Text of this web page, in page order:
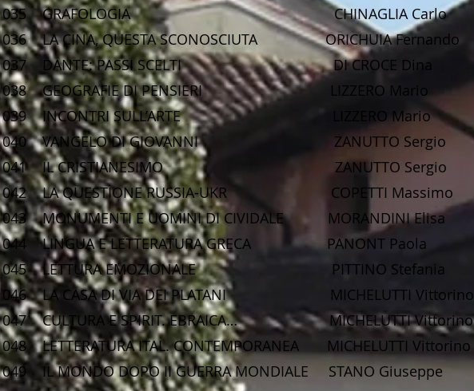
035 GRAFOLOGIA CHINAGLIA Carlo
036 LA CINA, QUESTA SCONOSCIUTA ORICHUIA Fernando
037 DANTE: PASSI SCELTI DI CROCE Dina
038 GEOGRAFIE DI PENSIERI LIZZERO Mario
039 INCONTRI SULL’ARTE LIZZERO Mario
040 VANGELO DI GIOVANNI ZANUTTO Sergio
041 IL CRISTIANESIMO ZANUTTO Sergio
042 LA QUESTIONE RUSSIA-UKR COPETTI Massimo
043 MONUMENTI E UOMINI DI CIVIDALE MORANDINI Elisa
044 LINGUA E LETTERATURA GRECA PANONT Paola
045 LETTURA EMOZIONALE PITTINO Stefania
046 LA CASA DI VIA DEI PLATANI MICHELUTTI Vittorino
047 CULTURA E SPIRIT. EBRAICA… MICHELUTTI Vittorino
048 LETTERATURA ITAL. CONTEMPORANEA MICHELUTTI Vittorino
049 IL MONDO DOPO II GUERRA MONDIALE STANO Giuseppe